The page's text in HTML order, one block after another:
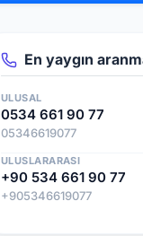
En yaygın
ULUSAL
0534 661 90 77
05346619077
ULUSLARARASI
+90 534 661 90 77
+905346619077